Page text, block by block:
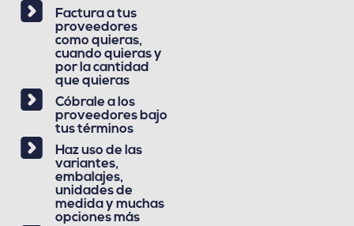
Factura a tus
proveedores
como quieras,
cuando quieras y
por la cantidad
que quieras
Cóbrale a los
proveedores bajo
tus términos
Haz uso de las
variantes,
embalajes,
unidades de
medida y muchas
opciones más